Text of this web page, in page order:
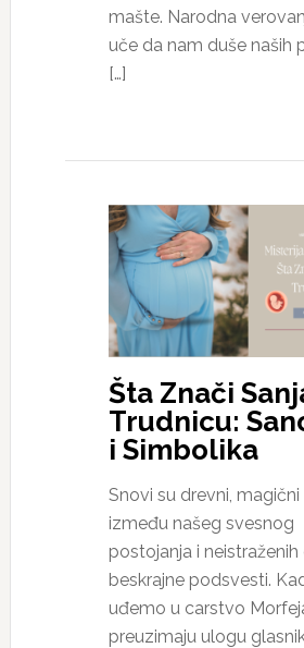
mašte. Narodna
uče da nam duše naših
[…]
Šta Znači
Trudnicu:
i Simbolika
Snovi su drevni,
između našeg svesnog
postojanja i neistraženih
beskrajne podsvesti.
uđemo u carstvo
preuzimaju ulogu